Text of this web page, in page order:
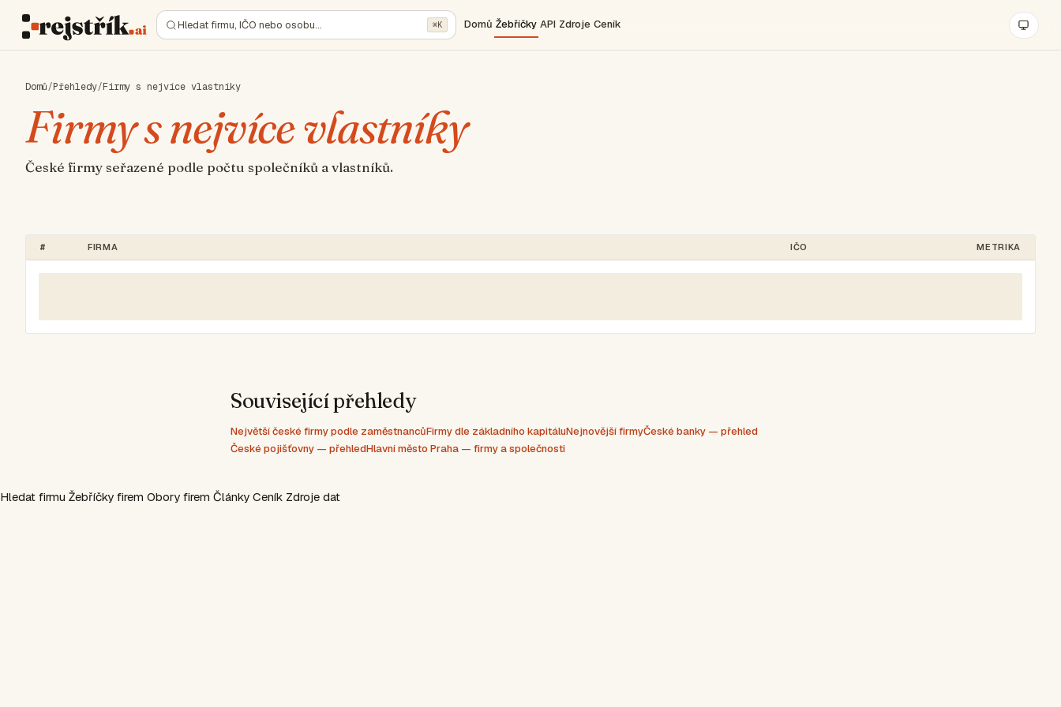
Hledat firmu, IČO nebo osobu… ⌘K Domů Žebříčky API Zdroje Ceník
Domů/Přehledy/Firmy s nejvíce vlastníky
Firmy s nejvíce vlastníky
České firmy seřazené podle počtu společníků a vlastníků.
# FIRMA IČO METRIKA
Související přehledy
Největší české firmy podle zaměstnancůFirmy dle základního kapitáluNejnovější firmyČeské banky — přehled
České pojišťovny — přehledHlavní město Praha — firmy a společnosti
Hledat firmu Žebříčky firem Obory firem Články Ceník Zdroje dat